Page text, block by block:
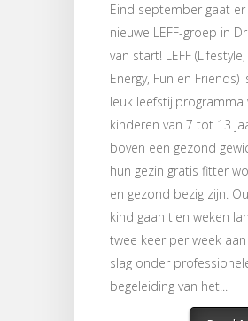
Eind september gaat er
nieuwe LEFF-groep in
van start! LEFF (Lifestyle,
Energy, Fun en Friends)
leuk leefstijlprogramma
kinderen van 7 tot 13
boven een gezond
hun gezin gratis fitter
en gezond bezig zijn.
kind gaan tien weken
twee keer per week
slag onder
begeleiding van het...